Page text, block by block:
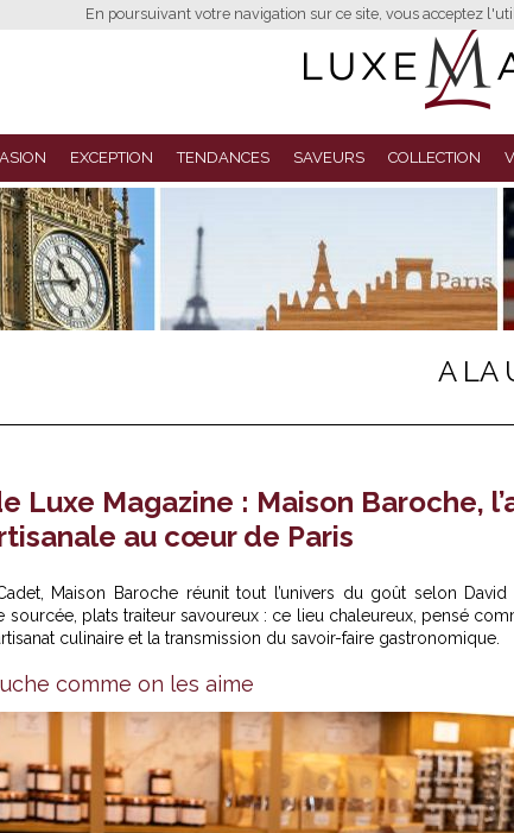
En poursuivant votre navigation sur ce site, vous acceptez
EXCEPTION TENDANCES SAVEURS COLLECTION
A LA
Luxe Magazine : Maison Baroche,
au cœur de Paris
Maison Baroche réunit tout l’univers du goût selon
sourcée, plats traiteur savoureux : ce lieu chaleureux, pensé
culinaire et la transmission du savoir-faire gastronomique.
comme on les aime